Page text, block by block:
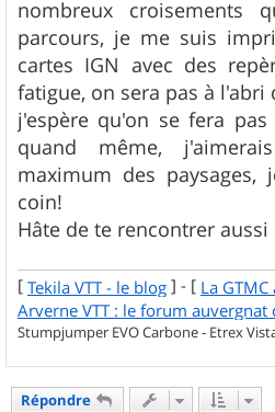
nombreux
parcours, je me suis
cartes IGN avec des
fatigue, on sera pas à l'abri
j'espère qu'on se fera
quand même,
maximum des
coin!
Hâte de te rencontrer aussi
[ Tekila VTT - le blog ] - [ La
Arverne VTT : le forum auvergnat
Stumpjumper EVO Carbone - Etrex
Répondre